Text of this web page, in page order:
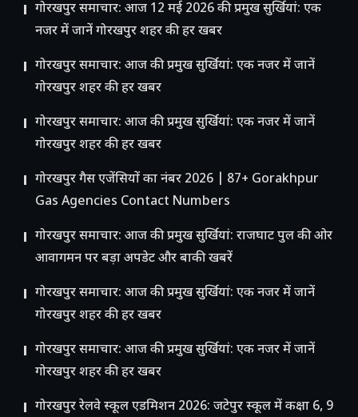
गोरखपुर समाचार: आज 12 मई 2026 की प्रमुख सुर्खियां: एक
नजर में जानें गोरखपुर शहर की हर खबर
गोरखपुर समाचार: आज की प्रमुख सुर्खियां: एक नजर में जानें
गोरखपुर शहर की हर खबर
गोरखपुर समाचार: आज की प्रमुख सुर्खियां: एक नजर में जानें
गोरखपुर शहर की हर खबर
गोरखपुर गैस एजेंसियों का नंबर 2026 | 87+ Gorakhpur
Gas Agencies Contact Numbers
गोरखपुर समाचार: आज की प्रमुख सुर्खियां: राजघाट पुल की ओर
आवागमन पर बड़ा अपडेट और बाकी खबरें
गोरखपुर समाचार: आज की प्रमुख सुर्खियां: एक नजर में जानें
गोरखपुर शहर की हर खबर
गोरखपुर समाचार: आज की प्रमुख सुर्खियां: एक नजर में जानें
गोरखपुर शहर की हर खबर
गोरखपुर रेलवे स्कूल एडमिशन 2026: जटेपुर स्कूल में कक्षा 6, 9